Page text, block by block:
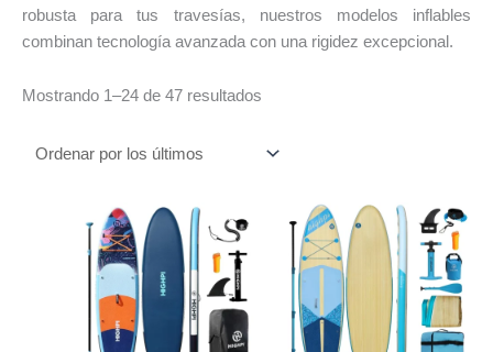
robusta para tus travesías, nuestros modelos inflables
combinan tecnología avanzada con una rigidez excepcional.
Mostrando 1–24 de 47 resultados